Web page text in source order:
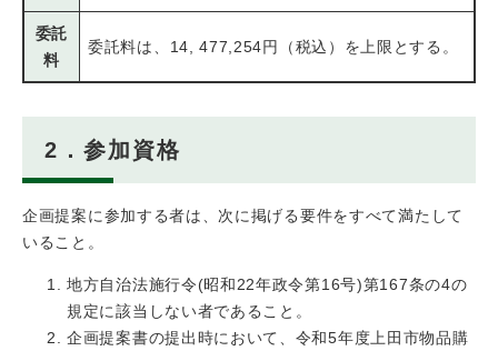
委託
料
委託料は、14, 477,254円（税込）を上限とする。
2．参加資格
企画提案に参加する者は、次に掲げる要件をすべて満たして
いること。
地方自治法施行令(昭和22年政令第16号)第167条の4の
規定に該当しない者であること。
企画提案書の提出時において、令和5年度上田市物品購